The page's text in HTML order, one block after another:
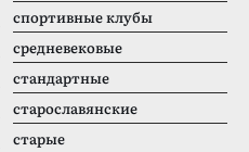
спортивные клубы
средневековые
стандартные
старославянские
старые